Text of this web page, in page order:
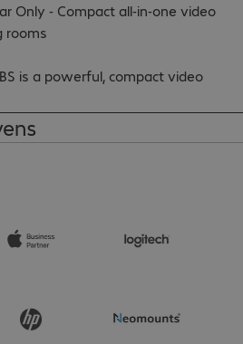
Only - Compact all-in-one video
rooms
is a powerful, compact video
field of view, outstanding audio
play setup, it's ideal for spaces up to
and enables seamless device
flexible and ready to use right out